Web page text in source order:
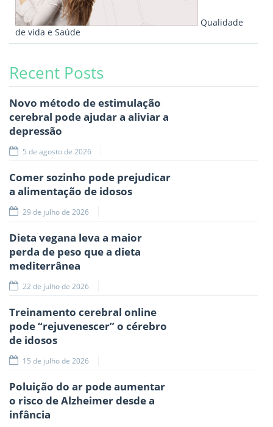
Qualidade
de vida e Saúde
Recent Posts
Novo método de estimulação
cerebral pode ajudar a aliviar a
depressão
5 de agosto de 2026
Comer sozinho pode prejudicar
a alimentação de idosos
29 de julho de 2026
Dieta vegana leva a maior
perda de peso que a dieta
mediterrânea
22 de julho de 2026
Treinamento cerebral online
pode “rejuvenescer” o cérebro
de idosos
15 de julho de 2026
Poluição do ar pode aumentar
o risco de Alzheimer desde a
infância